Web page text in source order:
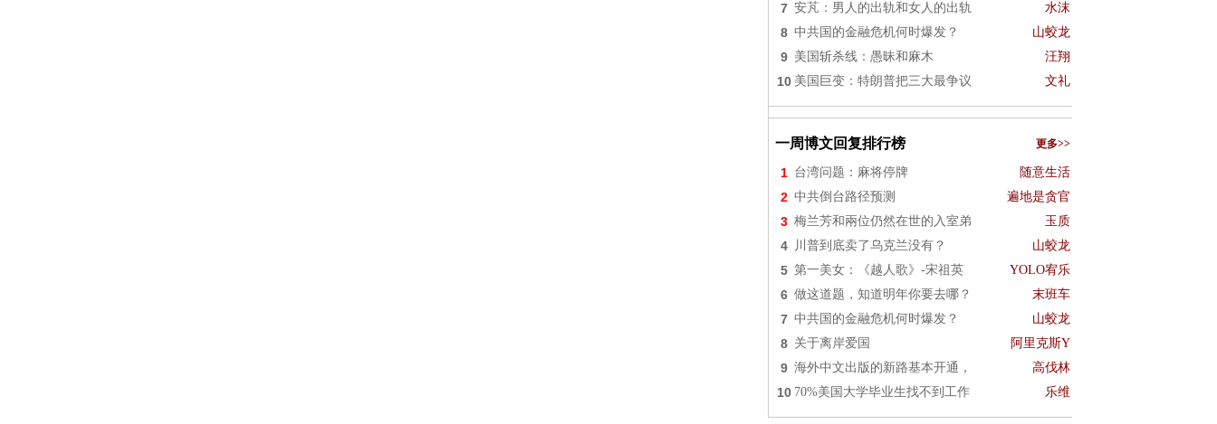
7 安芃：男人的出轨和女人的出轨 水沫
8 中共国的金融危机何时爆发？ 山蛟龙
9 美国斩杀线：愚昧和麻木 汪翔
10 美国巨变：特朗普把三大最争议 文礼
一周博文回复排行榜 更多>>
1 台湾问题：麻将停牌 随意生活
2 中共倒台路径预测 遍地是贪官
3 梅兰芳和兩位仍然在世的入室弟 玉质
4 川普到底卖了乌克兰没有？ 山蛟龙
5 第一美女：《越人歌》-宋祖英 YOLO宥乐
6 做这道题，知道明年你要去哪？ 末班车
7 中共国的金融危机何时爆发？ 山蛟龙
8 关于离岸爱国 阿里克斯Y
9 海外中文出版的新路基本开通， 高伐林
10 70%美国大学毕业生找不到工作 乐维